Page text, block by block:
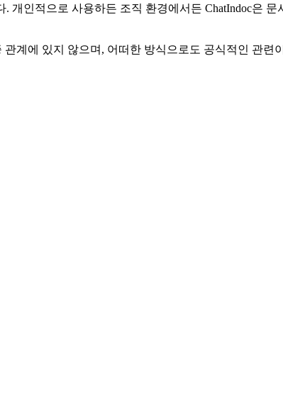
개인적으로 사용하든 조직 환경에서든 ChatIndoc은
관계에 있지 않으며, 어떠한 방식으로도 공식적인 관